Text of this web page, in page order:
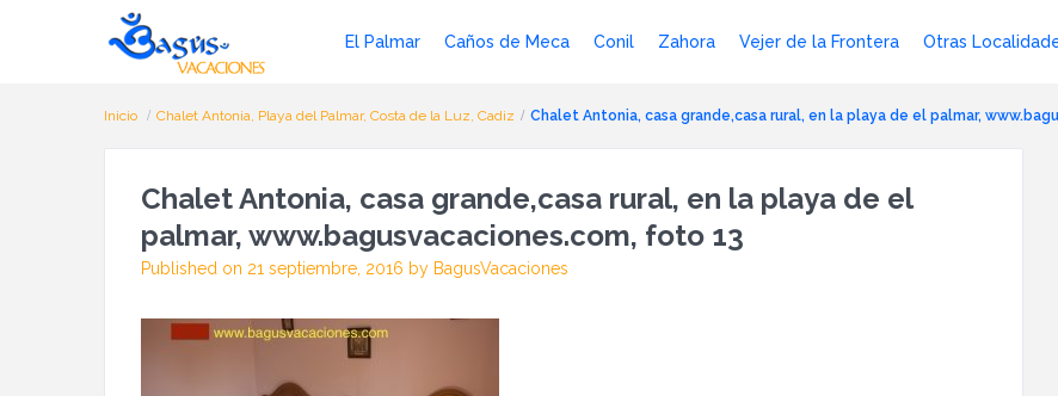
El Palmar Caños de Meca Conil Zahora Vejer de la Frontera Otras
Inicio Chalet Antonia, Playa del Palmar, Costa de la Luz, Cadiz Chalet Antonia, casa grande,casa rural, en la playa de el palmar,
Chalet Antonia, casa grande,casa rural, en la playa de el
palmar, www.bagusvacaciones.com, foto 13
Published on 21 septiembre, 2016 by BagusVacaciones